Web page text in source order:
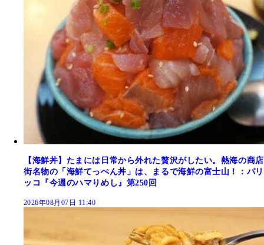
【海鮮丼】たまには日常から外れた贅沢がしたい。熱海の商店
街名物の「海鮮てっぺん丼」は、まるで海鮮の富士山！：パリ
ッコ『今週のハマりめし』第250回
2026年08月07日 11:40